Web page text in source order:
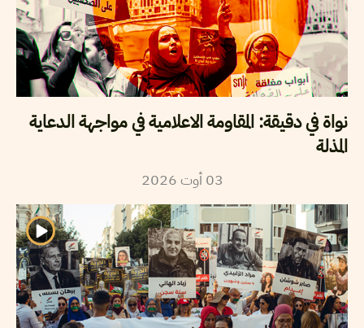
نواة في دقيقة: المقاومة الاعلامية في مواجهة الدعاية
المذلة
03 أوت2026